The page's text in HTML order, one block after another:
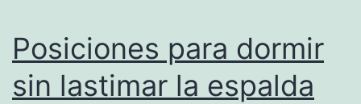
Posiciones para dormir
sin lastimar la espalda